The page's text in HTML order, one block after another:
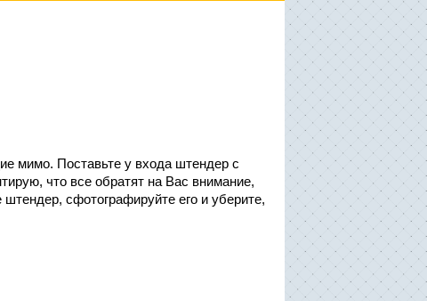
мимо. Поставьте у входа штендер с
что все обратят на Вас внимание,
сфотографируйте его и уберите,